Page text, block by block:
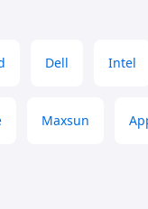
Dell Intel
Maxsun